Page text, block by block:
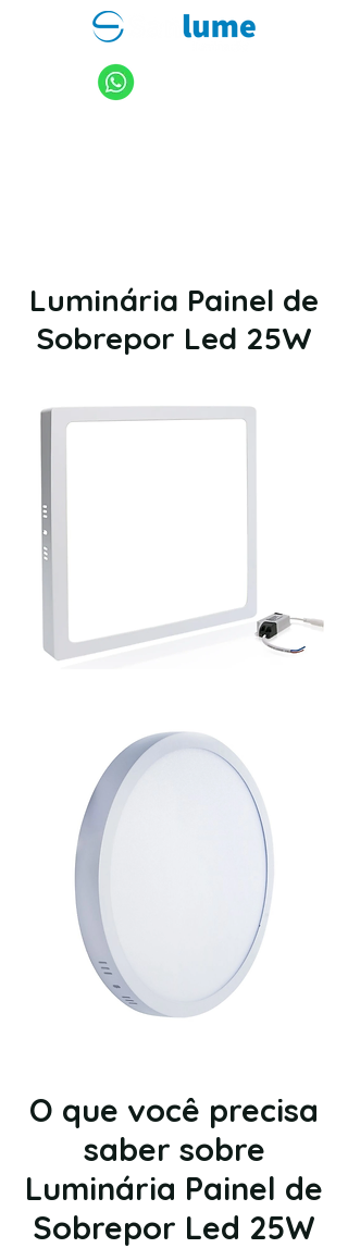
Luminária Painel de
Sobrepor Led 25W
O que você precisa
saber sobre
Luminária Painel de
Sobrepor Led 25W